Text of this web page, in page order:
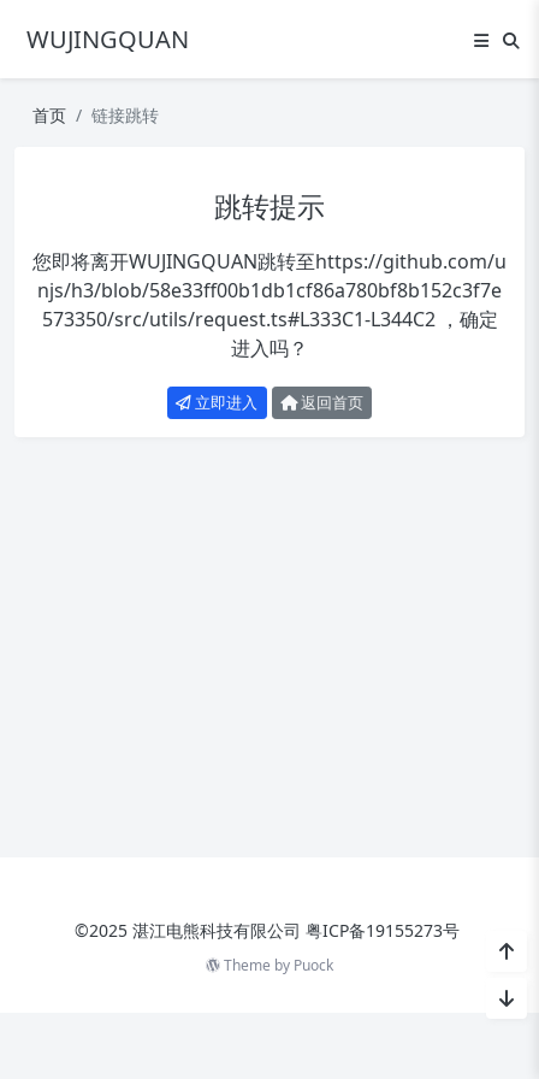
WUJINGQUAN
首页 链接跳转
跳转提示
您即将离开WUJINGQUAN跳转至https://github.com/u
njs/h3/blob/58e33ff00b1db1cf86a780bf8b152c3f7e
573350/src/utils/request.ts#L333C1-L344C2，确定
进入吗？
立即进入 返回首页
©2025 湛江电熊科技有限公司 粤ICP备19155273号
Theme by Puock